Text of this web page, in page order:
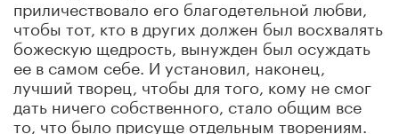
приличествовало его благодетельной любви,
чтобы тот, кто в других должен был восхвалять
божескую щедрость, вынужден был осуждать
ее в самом себе. И установил, наконец,
лучший творец, чтобы для того, кому не смог
дать ничего собственного, стало общим все
то, что было присуще отдельным творениям.